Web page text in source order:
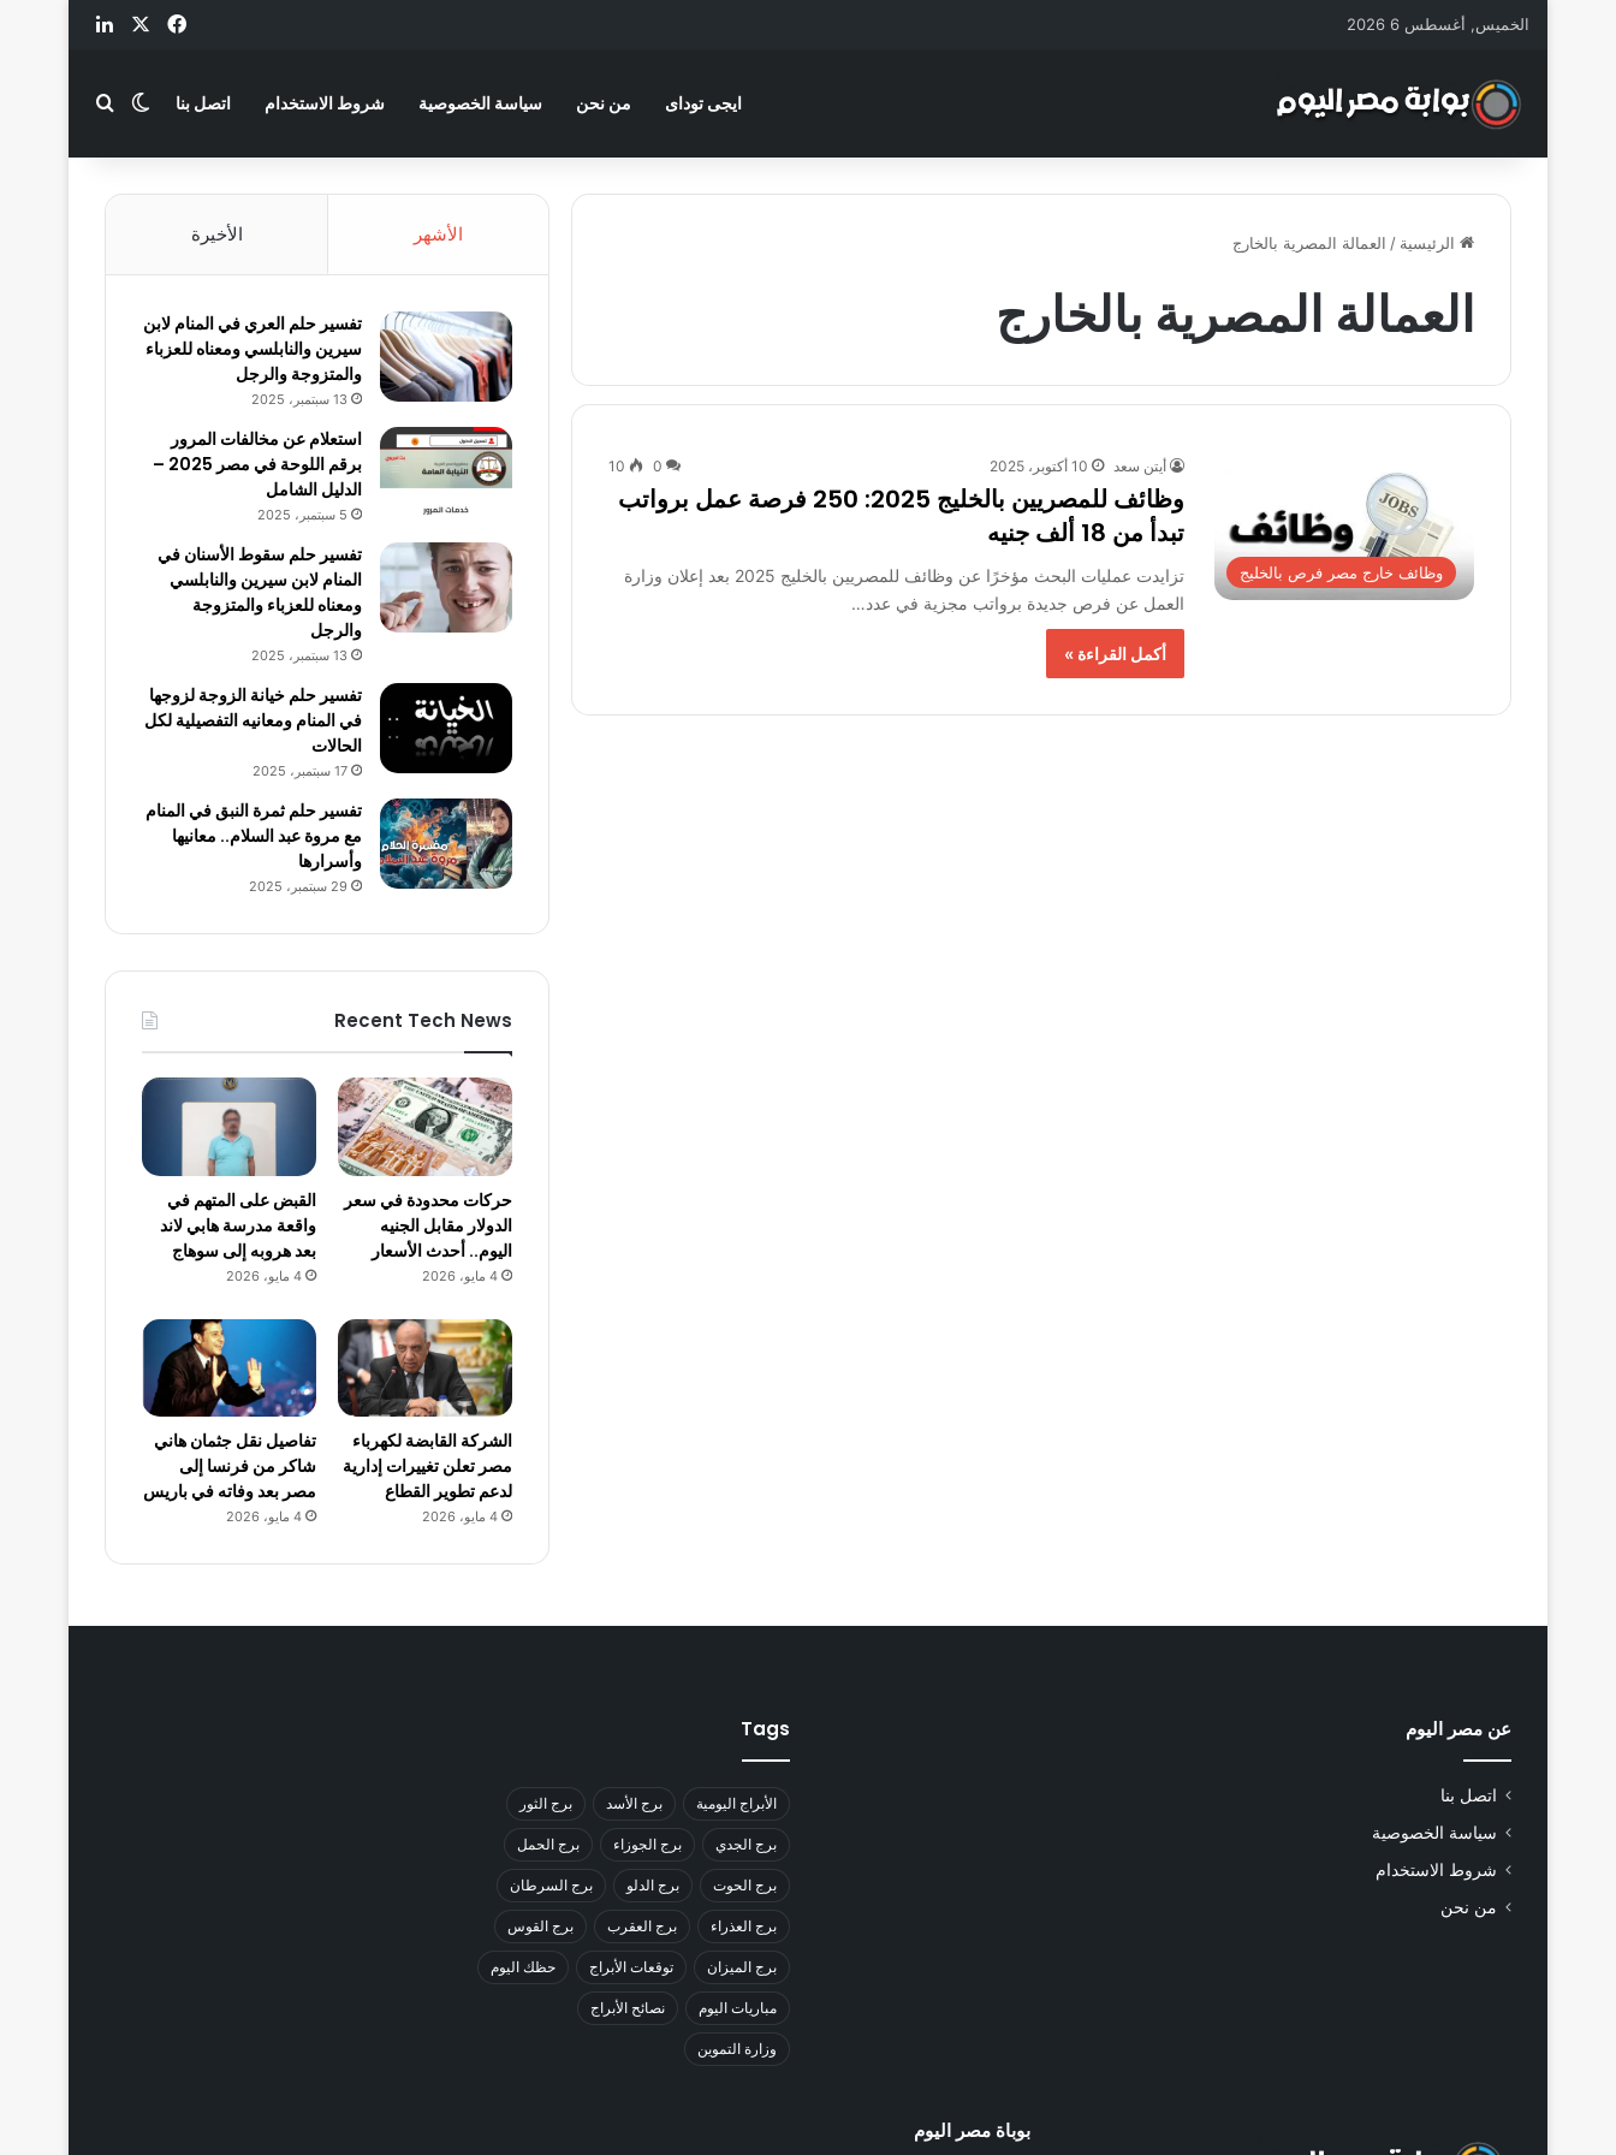
الخميس, أغسطس 6 2026 فيسبوك لينكدإن
ايجى توداى من نحن سياسة الخصوصية شروط الاستخدام اتصل بنا الوضع المظلم
بحث عن
الرئيسية / العمالة المصرية بالخارج
العمالة المصرية بالخارج
وظائف خارج مصر فرص بالخليج
أيتن سعد 10 أكتوبر، 2025 0
10
وظائف للمصريين بالخليج 2025: 250 فرصة عمل برواتب
تبدأ من 18 ألف جنيه
تزايدت عمليات البحث مؤخرًا عن وظائف للمصريين بالخليج 2025 بعد إعلان وزارة
العمل عن فرص جديدة برواتب مجزية في عدد…
أكمل القراءة »
الأشهر الأخيرة
تفسير حلم العري في المنام لابن
سيرين والنابلسي ومعناه للعزباء
والمتزوجة والرجل
13 سبتمبر، 2025
استعلام عن مخالفات المرور
برقم اللوحة في مصر 2025 –
الدليل الشامل
5 سبتمبر، 2025
تفسير حلم سقوط الأسنان في
المنام لابن سيرين والنابلسي
ومعناه للعزباء والمتزوجة
والرجل
13 سبتمبر، 2025
تفسير حلم خيانة الزوجة لزوجها
في المنام ومعانيه التفصيلية لكل
الحالات
17 سبتمبر، 2025
تفسير حلم ثمرة النبق في المنام
مع مروة عبد السلام.. معانيها
وأسرارها
29 سبتمبر، 2025
Recent Tech News
حركات محدودة في سعر
الدولار مقابل الجنيه
اليوم.. أحدث الأسعار
4 مايو، 2026
القبض على المتهم في
واقعة مدرسة هابي لاند
بعد هروبه إلى سوهاج
4 مايو، 2026
الشركة القابضة لكهرباء
مصر تعلن تغييرات إدارية
لدعم تطوير القطاع
4 مايو، 2026
تفاصيل نقل جثمان هاني
شاكر من فرنسا إلى
مصر بعد وفاته في باريس
4 مايو، 2026
عن مصر اليوم
اتصل بنا
سياسة الخصوصية
شروط الاستخدام
من نحن
Tags
الأبراج اليومية برج الأسد برج الثور
برج الجدي برج الجوزاء برج الحمل
برج الحوت برج الدلو برج السرطان
برج العذراء برج العقرب برج القوس
برج الميزان توقعات الأبراج حظك اليوم
مباريات اليوم نصائح الأبراج
وزارة التموين
بوباة مصر اليوم